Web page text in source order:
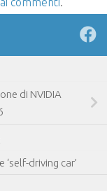
di NVIDIA
driving car’